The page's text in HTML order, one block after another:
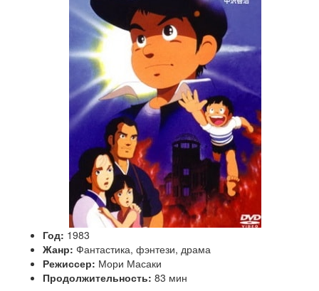
Спорт
История
Год: 1983
Жанр: Фантастика, фэнтези, драма
Режиссер: Мори Масаки
Продолжительность: 83 мин